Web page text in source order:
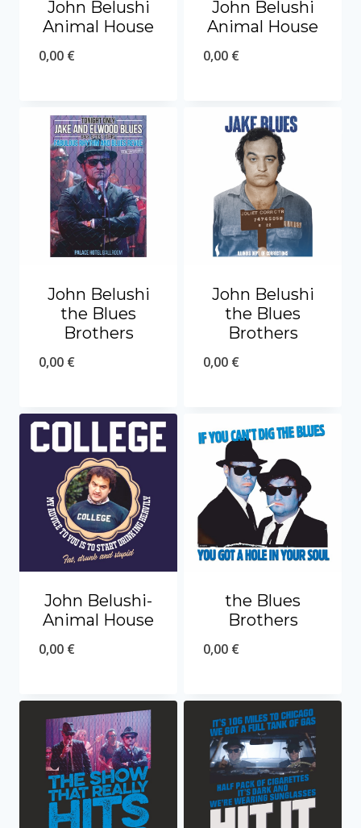
John Belushi
Animal House
0,00 €
John Belushi
Animal House
0,00 €
John Belushi
the Blues
Brothers
0,00 €
John Belushi
the Blues
Brothers
0,00 €
John Belushi-
Animal House
0,00 €
the Blues
Brothers
0,00 €